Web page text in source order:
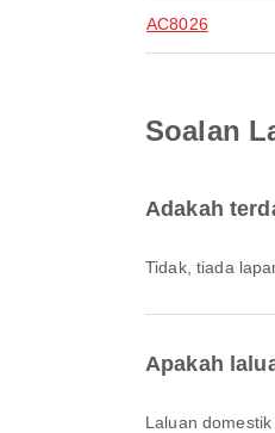
AC8026
Soalan
Adakah
Tidak, tiada
Apakah
Laluan